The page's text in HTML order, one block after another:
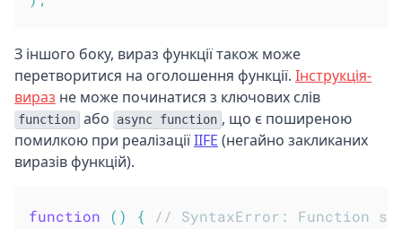
З іншого боку, вираз функції також може
перетворитися на оголошення функції. Інструкція-
вираз не може починатися з ключових слів
function або async function , що є поширеною
помилкою при реалізаціїIIFE (негайно закликаних
виразів функцій).
function ( ) {
// SyntaxError: Function